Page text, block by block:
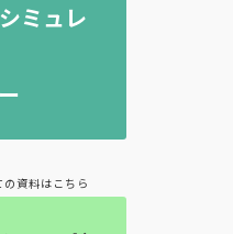
ミュレ
資料はこちら